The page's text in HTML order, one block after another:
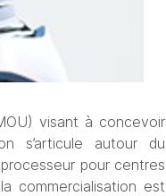
visant à concevoir
s’articule autour du
pour centres
commercialisation est